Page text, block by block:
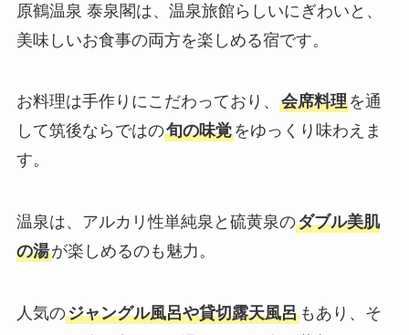
原鶴温泉 泰泉閣は、温泉旅館らしいにぎわいと、
美味しいお食事の両方を楽しめる宿です。
お料理は手作りにこだわっており、 会席料理を通
して筑後ならではの旬の味覚をゆっくり味わえま
す。
温泉は、アルカリ性単純泉と硫黄泉のダブル美肌
の湯が楽しめるのも魅力。
人気のジャングル風呂や貸切露天風呂もあり、そ